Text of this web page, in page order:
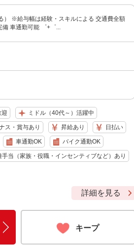
） ※給与幅は経験・スキルによる 交通費全額
車通勤可能 ゜+゜...
迎 ミドル（40代～）活躍中
ス・賞与あり 昇給あり 日払い
車通勤OK バイク通勤OK
手当（家族・役職・インセンティブなど）あり
詳細を見る
キープ